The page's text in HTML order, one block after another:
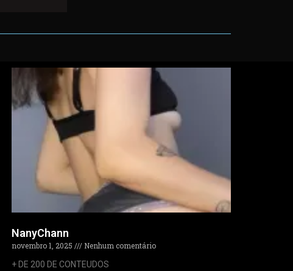
NanyChann
novembro 1, 2025
Nenhum comentário
+ DE 200 DE CONTEUDOS